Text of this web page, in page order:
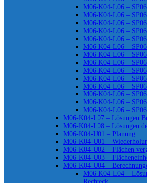
M06-K04-L06 –
M06-K04-L06 –
M06-K04-L06 –
M06-K04-L06 –
M06-K04-L06 –
M06-K04-L06 –
M06-K04-L06 –
M06-K04-L06 –
M06-K04-L06 –
M06-K04-L06 –
M06-K04-L06 –
M06-K04-L06 –
M06-K04-L06 –
M06-K04-L06 –
M06-K04-L07 – Lösungen
M06-K04-L08 – Lösungen
M06-K04-U01 – Planung
M06-K04-U01 –
M06-K04-U02 – Flächen
M06-K04-U03 –
M06-K04-U04 –
M06-K04-L04 –
Rechteck